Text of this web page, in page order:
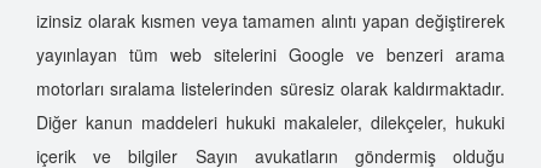
Sahte Dedektiflere Dikkat
Özel Hayatın Gizliliğini İhlal Suçu Nasıl Oluşur?
Sahte Özel Dedektiflerin Çalışma Şekilleri
Türkiye'de Özel Dedektiflik
Kimler Dedektif Olabilir?
izinsiz olarak kısmen veya tamamen alıntı yapan değiştirerek
yayınlayan tüm web sitelerini Google ve benzeri arama
motorları sıralama listelerinden süresiz olarak kaldırmaktadır.
Diğer kanun maddeleri hukuki makaleler, dilekçeler, hukuki
içerik ve bilgiler Sayın avukatların göndermiş olduğu